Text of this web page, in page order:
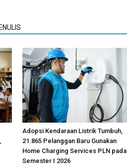
Adopsi Kendaraan Listrik Tumbuh,
21.865 Pelanggan Baru Gunakan
Home Charging Services PLN pada
Semester I 2026